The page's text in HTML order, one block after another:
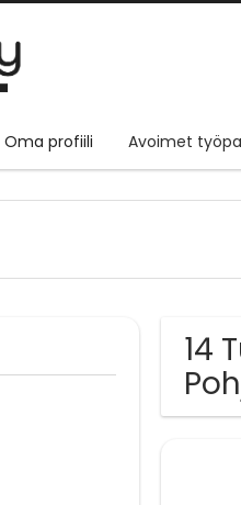
Oma profiili Avoimet
14